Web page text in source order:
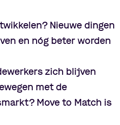
Nieuwe dingen
en nóg beter worden
zich blijven
met de
Move to Match is